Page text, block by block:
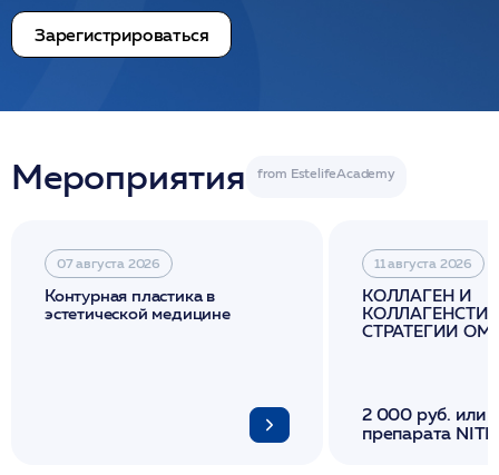
Зарегистрироваться
Мероприятия
07 августа 2026
Контурная пластика в
эстетической медицине
11 августа 2026
КОЛЛАГЕН И
СТРАТЕГИИ
2 000 руб. или
препарата